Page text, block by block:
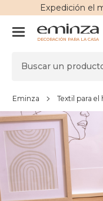
Expedición el
DECORACIÓN PARA LA CASA
Eminza Textil para el